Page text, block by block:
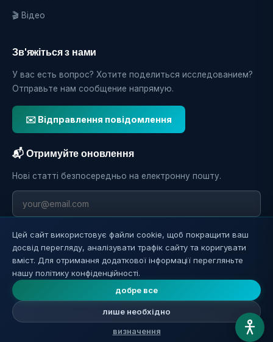
🎬 Відео
Зв'яжіться з нами
У вас есть вопрос? Хотите поделиться исследованием?
Отправьте нам сообщение напрямую.
✉️ Відправлення повідомлення
📬 Отримуйте оновлення
Нові статті безпосередньо на електронну пошту.
зарахування
© 2026 Reverse Aging.Всі права захищені.
Цей сайт використовує файли cookie, щоб покращити ваш
досвід перегляду, аналізувати трафік сайту та коригувати
вміст. Для отримання додаткової інформації перегляньте
нашу політику конфіденційності.
добре все
лише необхідно
визначення